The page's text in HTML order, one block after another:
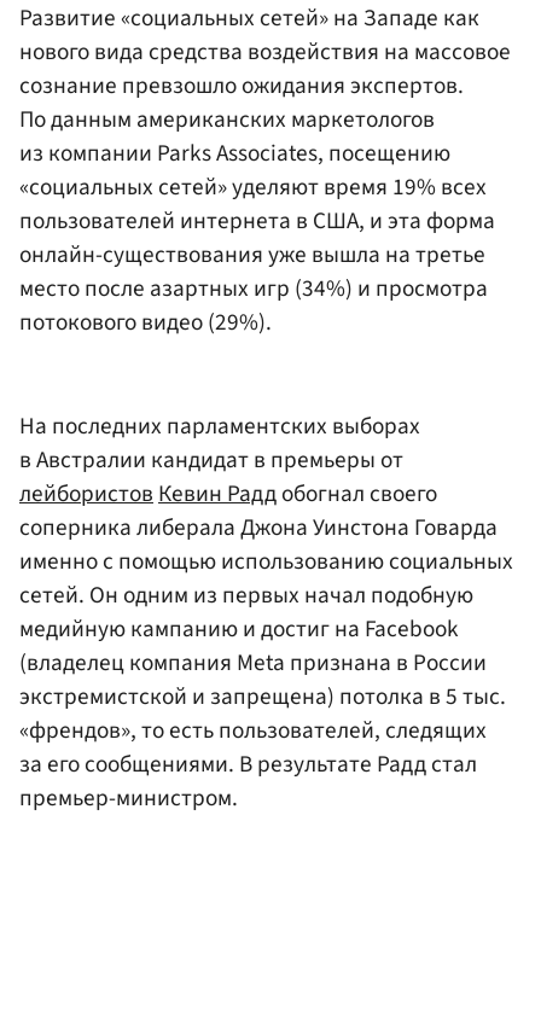
Развитие «социальных сетей» на Западе как
нового вида средства воздействия на массовое
сознание превзошло ожидания экспертов.
По данным американских маркетологов
из компании Parks Associates, посещению
«социальных сетей» уделяют время 19% всех
пользователей интернета в США, и эта форма
онлайн-существования уже вышла на третье
место после азартных игр (34%) и просмотра
потокового видео (29%).
На последних парламентских выборах
в Австралии кандидат в премьеры от
лейбористовКевин Раддобогнал своего
соперника либерала Джона Уинстона Говарда
именно с помощью использованию социальных
сетей. Он одним из первых начал подобную
медийную кампанию и достиг на Facebook
(владелец компания Meta признана в России
экстремистской и запрещена) потолка в 5 тыс.
«френдов», то есть пользователей, следящих
за его сообщениями. В результате Радд стал
премьер-министром.